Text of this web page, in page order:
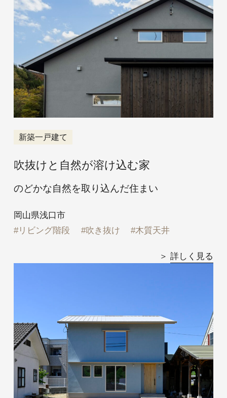
新築一戸建て
吹抜けと自然が溶け込む家
のどかな自然を取り込んだ住まい
岡山県浅口市
リビング階段
吹き抜け 木質天井
詳しく見る